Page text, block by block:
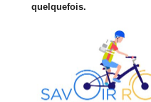
quelquefois.